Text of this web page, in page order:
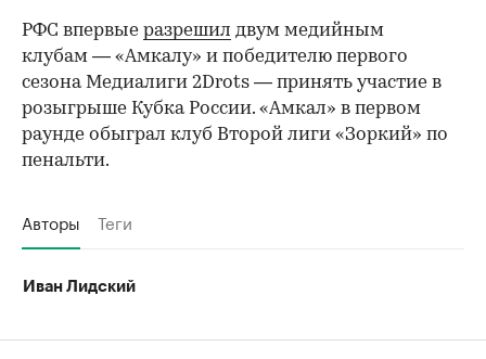
РФС впервые разрешил двум медийным
клубам — «Амкалу» и победителю первого
сезона Медиалиги 2Drots — принять участие в
розыгрыше Кубка России. «Амкал» в первом
раунде обыграл клуб Второй лиги «Зоркий» по
пенальти.
Авторы Теги
Иван Лидский